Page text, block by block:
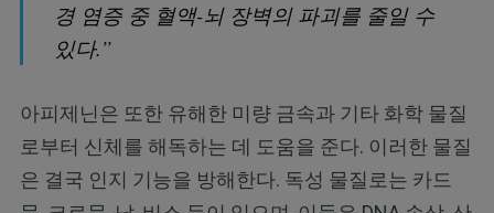
경 염증 중 혈액-뇌 장벽의 파괴를 줄일 수
있다.”
아피제닌은 또한 유해한 미량 금속과 기타 화학 물질
로부터 신체를 해독하는 데 도움을 준다. 이러한 물질
은 결국 인지 기능을 방해한다. 독성 물질로는 카드